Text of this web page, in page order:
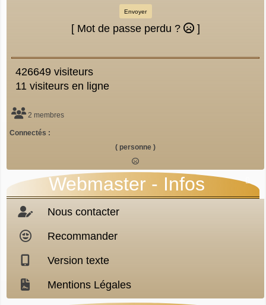
Envoyer
[ Mot de passe perdu ? ]
426649 visiteurs
11 visiteurs en ligne
2 membres
Connectés :
( personne )

Webmaster - Infos
Nous contacter
Recommander
Version texte
Mentions Légales